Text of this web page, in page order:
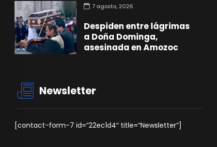
7 agosto, 2026
Despiden entre lágrimas
a Doña Dominga,
asesinada en Amozoc
Newsletter
[contact-form-7 id=”22ec1d4″ title=”Newsletter”]